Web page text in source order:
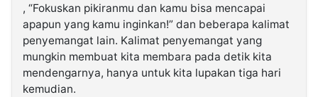
, “Fokuskan pikiranmu dan kamu bisa mencapai
apapun yang kamu inginkan!” dan beberapa kalimat
penyemangat lain. Kalimat penyemangat yang
mungkin membuat kita membara pada detik kita
mendengarnya, hanya untuk kita lupakan tiga hari
kemudian.